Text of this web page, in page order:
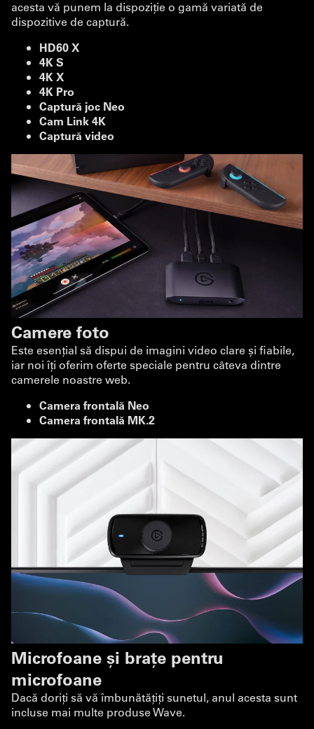
acesta vă punem la dispoziție o gamă variată de
dispozitive de captură.
HD60 X
4K S
4K X
4K Pro
Captură joc Neo
Cam Link 4K
Captură video
Camere foto
Este esențial să dispui de imagini video clare și fiabile,
iar noi îți oferim oferte speciale pentru câteva dintre
camerele noastre web.
Camera frontală Neo
Camera frontală MK.2
Microfoane și brațe pentru
microfoane
Dacă doriți să vă îmbunătățiți sunetul, anul acesta sunt
incluse mai multe produse Wave.